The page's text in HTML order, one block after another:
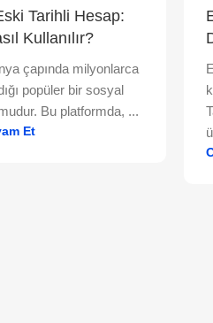
Tarihli Hesap:
Kullanılır?
çapında milyonlarca
popüler bir sosyal
Bu platformda, ...
Et